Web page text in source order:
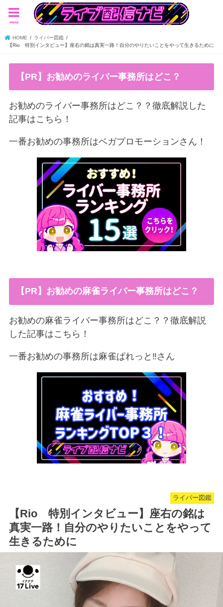
menu
HOME
ライバー図鑑
【Rio 特別インタビュー】座右の銘は真実一路！自分のやりたいことをやって生きるために
【PR】お勧めのライバー事務所はどこ？
お勧めのライバー事務所はどこ？？徹底解説した
記事はこちら！
一番お勧めの事務所はベガプロモーションさん！
【PR】お勧めの麻雀ライバー事務所はどこ？
お勧めの麻雀ライバー事務所はどこ？？徹底解説
した記事はこちら！
一番お勧めの事務所は麻雀ぱれっと‼︎さん
ライバー図鑑
【Rio 特別インタビュー】座右の銘は
真実一路！自分のやりたいことをやって
生きるために